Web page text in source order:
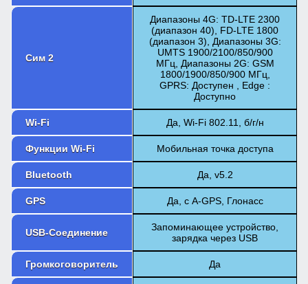
Сим 2
Диапазоны 4G: TD-LTE 2300
(диапазон 40), FD-LTE 1800
(диапазон 3), Диапазоны 3G:
UMTS 1900/2100/850/900
МГц, Диапазоны 2G: GSM
1800/1900/850/900 МГц,
GPRS: Доступен , Edge :
Доступно
Wi-Fi Да, Wi-Fi 802.11, б/г/н
Функции Wi-Fi Мобильная точка доступа
Bluetooth Да, v5.2
GPS Да, с A-GPS, Глонасс
USB-Соединение
Запоминающее устройство,
зарядка через USB
Громкоговоритель Да